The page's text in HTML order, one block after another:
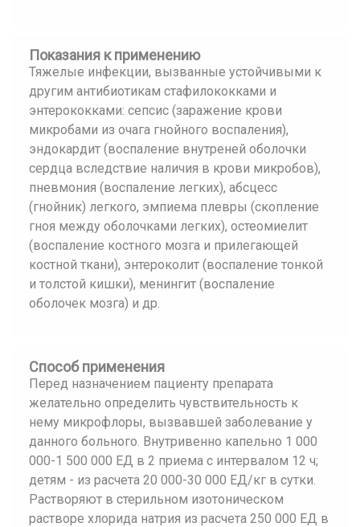
Показания к применению
Тяжелые инфекции, вызванные устойчивыми к
другим антибиотикам стафилококками и
энтерококками: сепсис (заражение крови
микробами из очага гнойного воспаления),
эндокардит (воспаление внутреней оболочки
сердца вследствие наличия в крови микробов),
пневмония (воспаление легких), абсцесс
(гнойник) легкого, эмпиема плевры (скопление
гноя между оболочками легких), остеомиелит
(воспаление костного мозга и прилегающей
костной ткани), энтероколит (воспаление тонкой
и толстой кишки), менингит (воспаление
оболочек мозга) и др.
Способ применения
Перед назначением пациенту препарата
желательно определить чувствительность к
нему микрофлоры, вызвавшей заболевание у
данного больного. Внутривенно капельно 1 000
000-1 500 000 ЕД в 2 приема с интервалом 12 ч;
детям - из расчета 20 000-30 000 ЕД/кг в сутки.
Растворяют в стерильном изотоническом
растворе хлорида натрия из расчета 250 000 ЕД в